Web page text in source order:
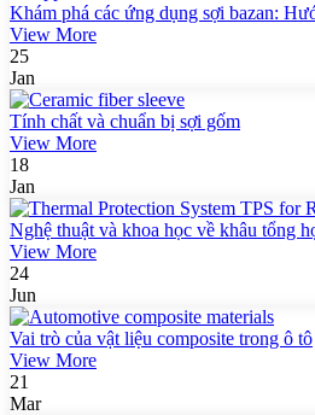
Khám phá các ứng dụng sợi bazan:
View More
25
Jan
Tính chất và chuẩn bị sợi gốm
View More
18
Jan
Nghệ thuật và khoa học về khâu tổng
View More
24
Jun
Vai trò của vật liệu composite trong ô tô
View More
21
Mar